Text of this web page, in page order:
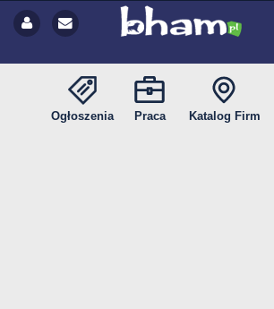
Ogłoszenia Praca Katalog Firm